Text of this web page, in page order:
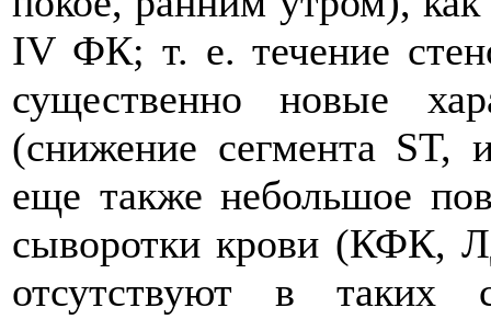
IV ФК; т. е. течение
существенно новые
(снижение сегмента ST,
еще также небольшое
сыворотки крови (КФК,
отсутствуют в таких